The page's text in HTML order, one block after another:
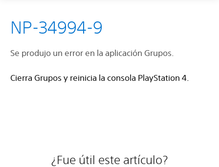
NP-34994-9
Se produjo un error en la aplicación Grupos.
Cierra Grupos y reinicia la consola PlayStation 4.
¿Fue útil este artículo?